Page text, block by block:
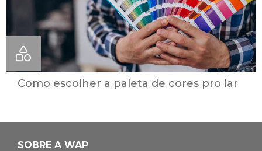
Como escolher a paleta de cores pro lar
SOBRE A WAP